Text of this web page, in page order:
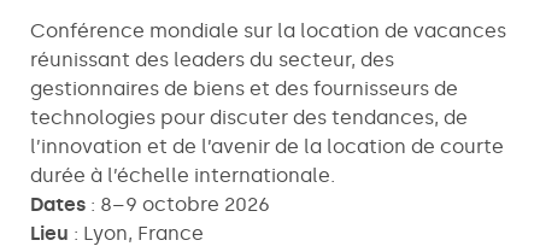
Conférence mondiale sur la location de vacances
réunissant des leaders du secteur, des
gestionnaires de biens et des fournisseurs de
technologies pour discuter des tendances, de
l’innovation et de l’avenir de la location de courte
durée à l’échelle internationale.
Dates : 8–9 octobre 2026
Lieu : Lyon, France